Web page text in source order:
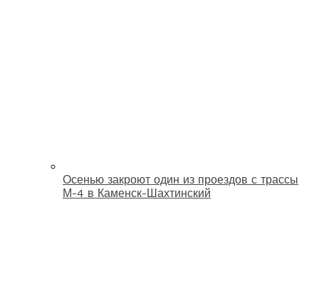
Осенью закроют один из проездов с трассы
М-4 в Каменск-Шахтинский